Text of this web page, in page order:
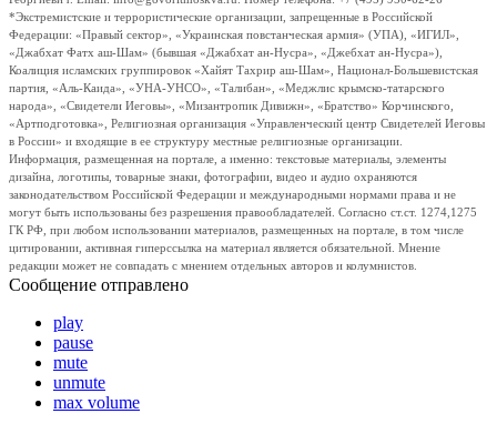
*Экстремистские и террористические организации, запрещенные в Российской
Федерации: «Правый сектор», «Украинская повстанческая армия» (УПА), «ИГИЛ»,
«Джабхат Фатх аш-Шам» (бывшая «Джабхат ан-Нусра», «Джебхат ан-Нусра»),
Коалиция исламских группировок «Хайят Тахрир аш-Шам», Национал-Большевистская
партия, «Аль-Каида», «УНА-УНСО», «Талибан», «Меджлис крымско-татарского
народа», «Свидетели Иеговы», «Мизантропик Дивижн», «Братство» Корчинского,
«Артподготовка», Религиозная организация «Управленческий центр Свидетелей Иеговы
в России» и входящие в ее структуру местные религиозные организации.
Информация, размещенная на портале, а именно: текстовые материалы, элементы
дизайна, логотипы, товарные знаки, фотографии, видео и аудио охраняются
законодательством Российской Федерации и международными нормами права и не
могут быть использованы без разрешения правообладателей. Согласно ст.ст. 1274,1275
ГК РФ, при любом использовании материалов, размещенных на портале, в том числе
цитировании, активная гиперссылка на материал является обязательной. Мнение
редакции может не совпадать с мнением отдельных авторов и колумнистов.
Сообщение отправлено
play
pause
mute
unmute
max volume